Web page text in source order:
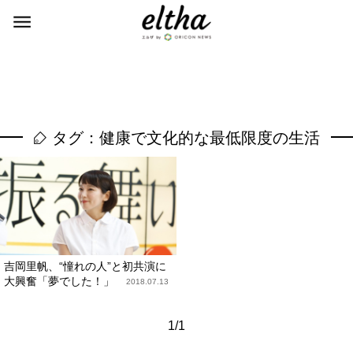
タグ：健康で文化的な最低限度の生活
吉岡里帆、“憧れの人”と初共演に
大興奮「夢でした！」
2018.07.13
1/1